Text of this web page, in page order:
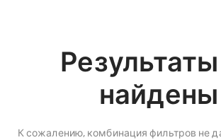
найдены
К сожалению, комбинация фильтров не